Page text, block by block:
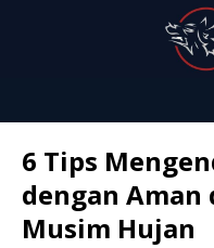
6 Tips
dengan Aman
Musim Hujan